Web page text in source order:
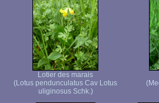
Lotier des marais
(Lotus pendunculatus Cav Lotus
uliginosus Schk.)